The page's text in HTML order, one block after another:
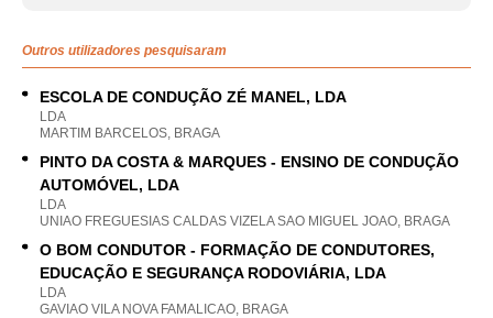
Outros utilizadores pesquisaram
ESCOLA DE CONDUÇÃO ZÉ MANEL, LDA
LDA
MARTIM BARCELOS, BRAGA
PINTO DA COSTA & MARQUES - ENSINO DE CONDUÇÃO
AUTOMÓVEL, LDA
LDA
UNIAO FREGUESIAS CALDAS VIZELA SAO MIGUEL JOAO, BRAGA
O BOM CONDUTOR - FORMAÇÃO DE CONDUTORES,
EDUCAÇÃO E SEGURANÇA RODOVIÁRIA, LDA
LDA
GAVIAO VILA NOVA FAMALICAO, BRAGA